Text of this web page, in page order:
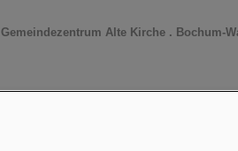
Gemeindezentrum Alte Kirche . Bochum-